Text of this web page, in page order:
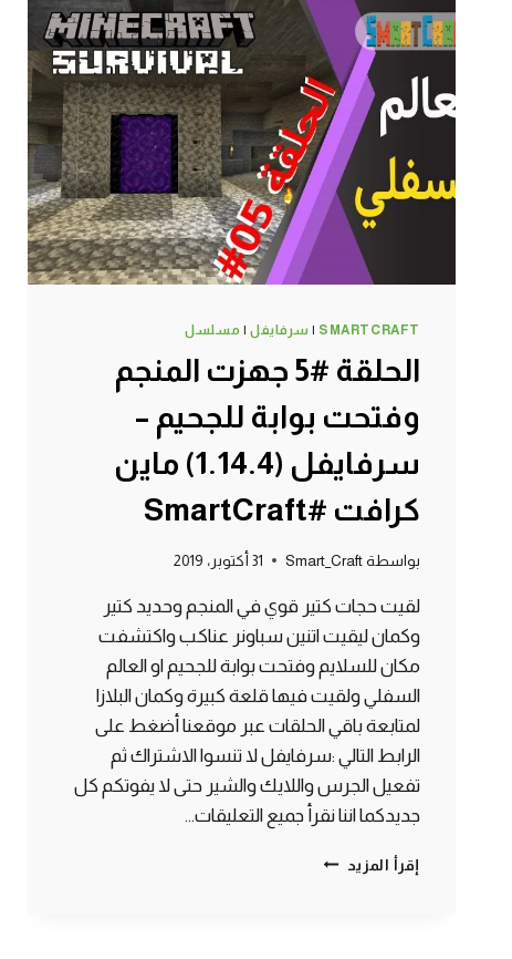
كرافت
الجوال
SMARTCRAFT
| سرفايفل| مسلسل
الحلقة #5 جهزت المنجم
وفتحت بوابة للجحيم –
سرفايفل (1.14.4) ماين
كرافت #SmartCraft
بواسطة Smart_Craft 31 أكتوبر، 2019
لقيت حجات كتير قوي في المنجم وحديد كتير
وكمان ليقيت اتنين سباونر عناكب واكتشفت
مكان للسلايم وفتحت بوابة للجحيم او العالم
السفلي ولقيت فيها قلعة كبيرة وكمان البلازا
لمتابعة باقي الحلقات عبر موقعنا أضغط على
الرابط التالي :سرفايفل لا تنسوا الاشتراك ثم
تفعيل الجرس واللايك والشير حتى لا يفوتكم كل
جديدكما اننا نقرأ جميع التعليقات…
إقرأ المزيد الحلقة